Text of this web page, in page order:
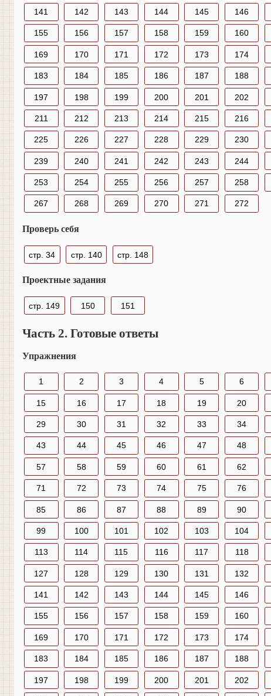
141 142 143 144 145 146
155 156 157 158 159 160
169 170 171 172 173 174
183 184 185 186 187 188
197 198 199 200 201 202
211 212 213 214 215 216
225 226 227 228 229 230
239 240 241 242 243 244
253 254 255 256 257 258
267 268 269 270 271 272
Проверь себя
стр. 34 стр. 140 стр. 148
Проектные задания
стр. 149 150 151
Часть 2. Готовые ответы
Упражнения
1 2 3 4 5 6
15 16 17 18 19 20
29 30 31 32 33 34
43 44 45 46 47 48
57 58 59 60 61 62
71 72 73 74 75 76
85 86 87 88 89 90
99 100 101 102 103 104
113 114 115 116 117 118
127 128 129 130 131 132
141 142 143 144 145 146
155 156 157 158 159 160
169 170 171 172 173 174
183 184 185 186 187 188
197 198 199 200 201 202